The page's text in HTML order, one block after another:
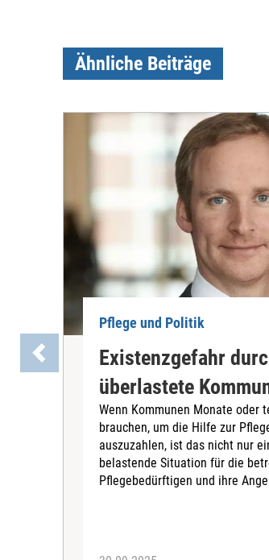
Ähnliche Beiträge
Pflege und Politik
Existenzgefahr
überlastete
Wenn Kommunen Monate oder
brauchen, um die Hilfe zur
auszuzahlen, ist das nicht nur
belastende Situation für die
Pflegebedürftigen und ihre